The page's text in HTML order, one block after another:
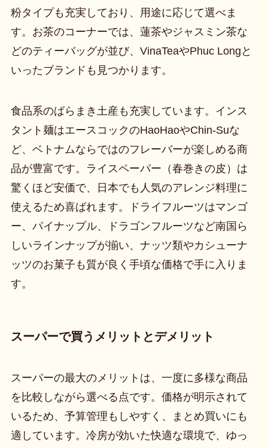
粉タイプも充実しており、用途に応じて選べま
す。お茶のコーナーでは、蓮茶やジャスミン茶な
どのティーバッグが並び、VinaTeaやPhuc Longと
いったブランドも見つかります。
食品系のばらまき土産も充実しています。インス
タント麺はエースコックのHaoHaoやChin-Suな
ど、ベトナムならではのフレーバーが楽しめる商
品が豊富です。ライスペーパー（春巻きの皮）は
驚くほど安価で、日本でも人気のアレンジ料理に
使えるため喜ばれます。ドライフルーツはマンゴ
ー、パイナップル、ドラゴンフルーツなど南国ら
しいラインナップが揃い、ナッツ類やカシューナ
ッツのお菓子も質が良く手頃な価格で手に入りま
す。
スーパーで買うメリットとデメリット
スーパーの最大のメリットは、一度に多様な商品
を比較しながら選べる点です。価格が明示されて
いるため、予算管理もしやすく、まとめ買いにも
適しています。冷房が効いた快適な環境で、ゆっ